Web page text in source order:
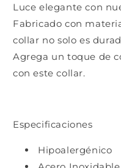
Luce elegante con
Fabricado con
collar no solo es
Agrega un toque de
con este collar.
Especificaciones
Hipoalergénico